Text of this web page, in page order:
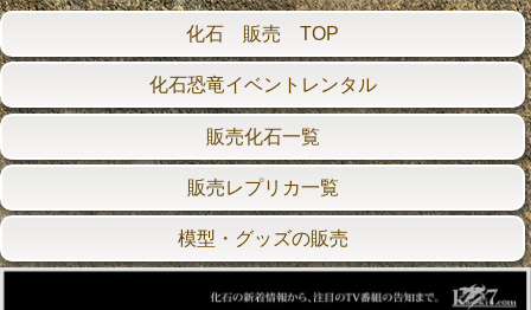
化石 販売 TOP
化石恐竜イベントレンタル
販売化石一覧
販売レプリカ一覧
模型・グッズの販売